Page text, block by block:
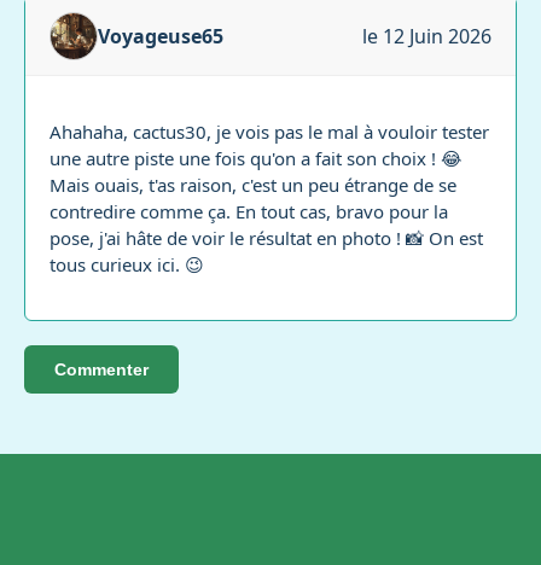
Voyageuse65 le 12 Juin 2026
Ahahaha, cactus30, je vois pas le mal à vouloir tester
une autre piste une fois qu'on a fait son choix ! 😂
Mais ouais, t'as raison, c'est un peu étrange de se
contredire comme ça. En tout cas, bravo pour la
pose, j'ai hâte de voir le résultat en photo ! 📸 On est
tous curieux ici. 😉
Commenter